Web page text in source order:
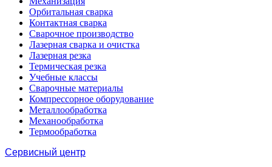
Орбитальная сварка
Контактная сварка
Сварочное производство
Лазерная сварка и очистка
Лазерная резка
Термическая резка
Учебные классы
Сварочные материалы
Компрессорное оборудование
Металлообработка
Механообработка
Термообработка
Сервисный центр